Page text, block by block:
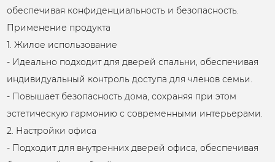
обеспечивая конфиденциальность и безопасность.
Применение продукта
1. Жилое использование
- Идеально подходит для дверей спальни, обеспечивая
индивидуальный контроль доступа для членов семьи.
- Повышает безопасность дома, сохраняя при этом
эстетическую гармонию с современными интерьерами.
2. Настройки офиса
- Подходит для внутренних дверей офиса, обеспечивая